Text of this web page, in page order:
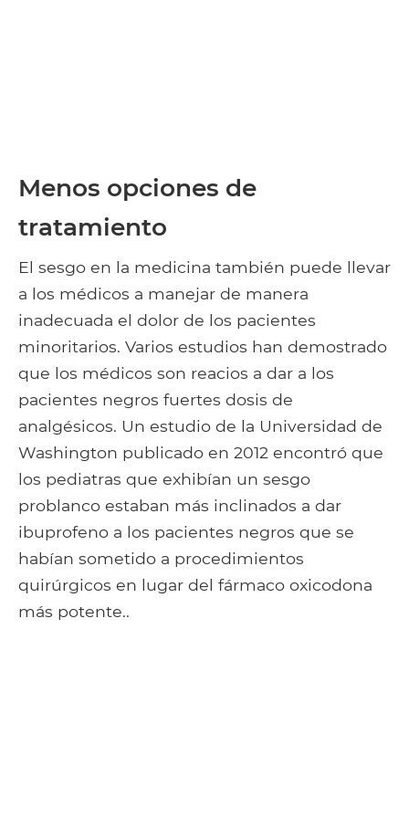
Menos opciones de
tratamiento
El sesgo en la medicina también puede llevar
a los médicos a manejar de manera
inadecuada el dolor de los pacientes
minoritarios. Varios estudios han demostrado
que los médicos son reacios a dar a los
pacientes negros fuertes dosis de
analgésicos. Un estudio de la Universidad de
Washington publicado en 2012 encontró que
los pediatras que exhibían un sesgo
problanco estaban más inclinados a dar
ibuprofeno a los pacientes negros que se
habían sometido a procedimientos
quirúrgicos en lugar del fármaco oxicodona
más potente..